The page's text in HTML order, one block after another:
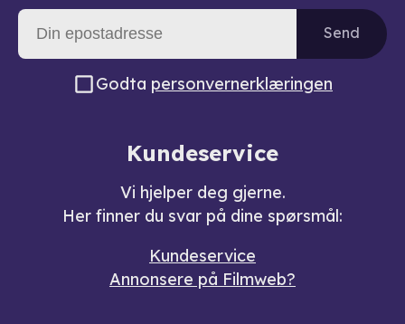
Send
Godta personvernerklæringen
Kundeservice
Vi hjelper deg gjerne.
Her finner du svar på dine spørsmål:
Kundeservice
Annonsere på Filmweb?